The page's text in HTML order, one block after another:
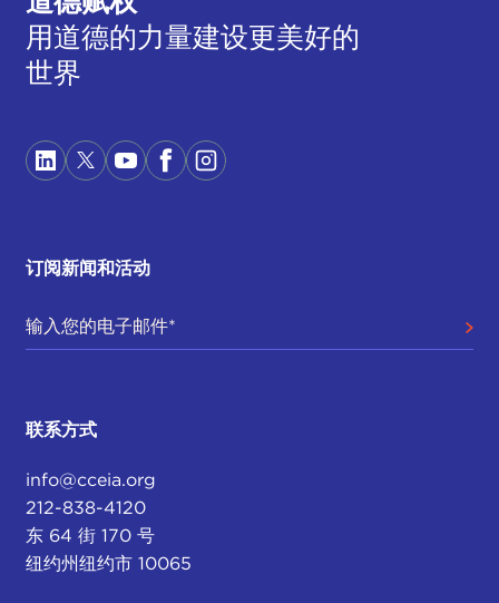
用道德的力量建设更美好的
世界
订阅新闻和活动
联系方式
info@cceia.org
212-838-4120
东 64 街 170 号
纽约州纽约市 10065